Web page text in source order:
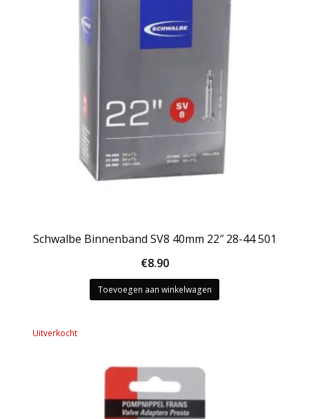
Schwalbe Binnenband SV8 40mm 22″ 28-44 501
€8.90
Toevoegen aan winkelwagen
Uitverkocht